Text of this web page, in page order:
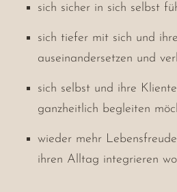
sich sicher in sich selbst
sich tiefer mit sich und
auseinandersetzen und
sich selbst und ihre
ganzheitlich begleiten
wieder mehr
ihren Alltag integrieren